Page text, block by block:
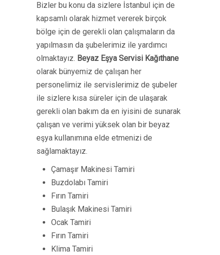
Bizler bu konu da sizlere İstanbul için de
kapsamlı olarak hizmet vererek birçok
bölge için de gerekli olan çalışmaların da
yapılmasın da şubelerimiz ile yardımcı
olmaktayız. Beyaz Eşya Servisi Kağıthane
olarak bünyemiz de çalışan her
personelimiz ile servislerimiz de şubeler
ile sizlere kısa süreler için de ulaşarak
gerekli olan bakım da en iyisini de sunarak
çalışan ve verimi yüksek olan bir beyaz
eşya kullanımına elde etmenizi de
sağlamaktayız.
Çamaşır Makinesi Tamiri
Buzdolabı Tamiri
Fırın Tamiri
Bulaşık Makinesi Tamiri
Ocak Tamiri
Fırın Tamiri
Klima Tamiri